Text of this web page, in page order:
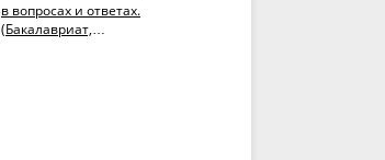
в вопросах и ответах.
(Бакалавриат,